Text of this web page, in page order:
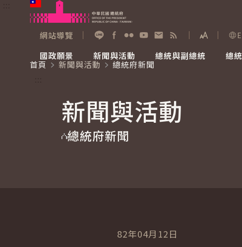
跳到主要內容
網站導覽
展開字級選
國政願景
國家氣候變遷對策委員會
重要談話
新聞與活動
總統府新聞
影音頻道
總統與副總統
賴清德總統
總
參觀資訊
首頁
新聞與活動
總統府新聞
新聞與活動
總統府新聞
82年04月12日